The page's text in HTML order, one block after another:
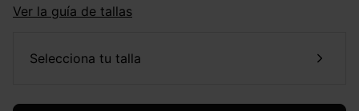
Ver la guía de tallas
selecciona tu talla